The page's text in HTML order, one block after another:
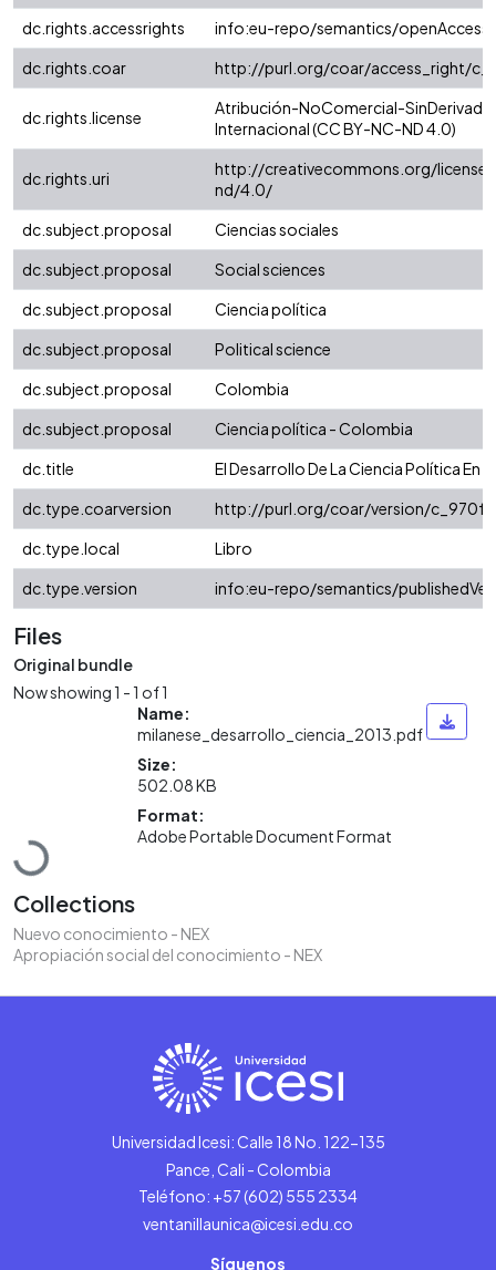
dc.rights.accessrights
info:eu-repo/semantics/openAccess
dc.rights.coar
http://purl.org/coar/access_right/
dc.rights.license
Atribución-NoComercial-
Internacional (CC BY-NC-ND 4.0)
dc.rights.uri
http://creativecommons.org/
nd/4.0/
dc.subject.proposal
Ciencias sociales
dc.subject.proposal
Social sciences
dc.subject.proposal
Ciencia política
dc.subject.proposal
Political science
dc.subject.proposal
Colombia
dc.subject.proposal
Ciencia política - Colombia
dc.title
El Desarrollo De La Ciencia Política En
dc.type.coarversion
http://purl.org/coar/version/
dc.type.local
Libro
dc.type.version
info:eu-repo/semantics/
Files
Original bundle
Now showing1 - 1 of 1
Loading...
Name:
milanese_desarrollo_ciencia_2013.pdf
Size:
502.08 KB
Format:
Adobe Portable Document Format
Collections
Nuevo conocimiento - NEX
Apropiación social del conocimiento - NEX
Universidad Icesi: Calle 18 No. 122-135
Pance, Cali - Colombia
Teléfono: +57 (602) 555 2334
ventanillaunica@icesi.edu.co
Síguenos